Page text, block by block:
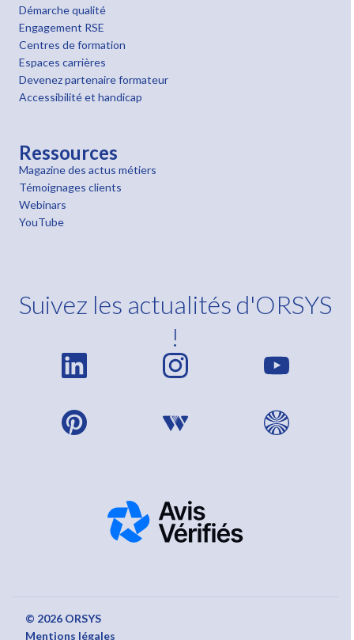
Démarche qualité
Engagement RSE
Centres de formation
Espaces carrières
Devenez partenaire formateur
Accessibilité et handicap
Ressources
Magazine des actus métiers
Témoignages clients
Webinars
YouTube
Suivez les actualités d'ORSYS
!
© 2026 ORSYS
Mentions légales